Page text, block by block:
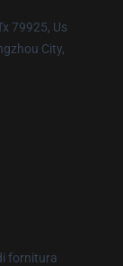
79925, Us
City,
fornitura